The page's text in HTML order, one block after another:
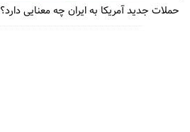
حملات جدید آمریکا به ایران چه معنایی دارد؟